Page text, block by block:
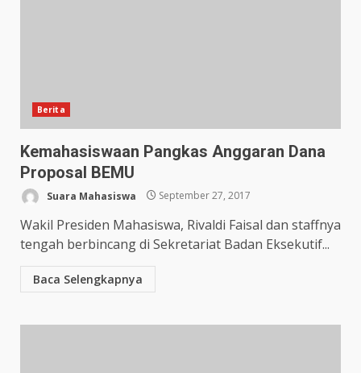
Berita
Kemahasiswaan Pangkas Anggaran Dana
Proposal BEMU
Suara Mahasiswa September 27, 2017
Wakil Presiden Mahasiswa, Rivaldi Faisal dan staffnya
tengah berbincang di Sekretariat Badan Eksekutif...
Baca Selengkapnya